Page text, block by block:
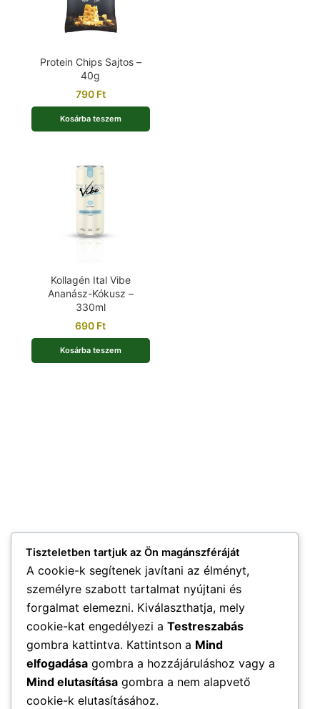
Protein Chips Sajtos –
40g
790 Ft
Kosárba teszem
Kollagén Ital Vibe
Ananász-Kókusz –
330ml
690 Ft
Kosárba teszem
Tiszteletben tartjuk az Ön magánszféráját
A cookie-k segítenek javítani az élményt,
személyre szabott tartalmat nyújtani és
forgalmat elemezni. Kiválaszthatja, mely
cookie-kat engedélyezi a Testreszabás
gombra kattintva. Kattintson a Mind
elfogadása gombra a hozzájáruláshoz vagy a
Mind elutasítása gombra a nem alapvető
cookie-k elutasításához.